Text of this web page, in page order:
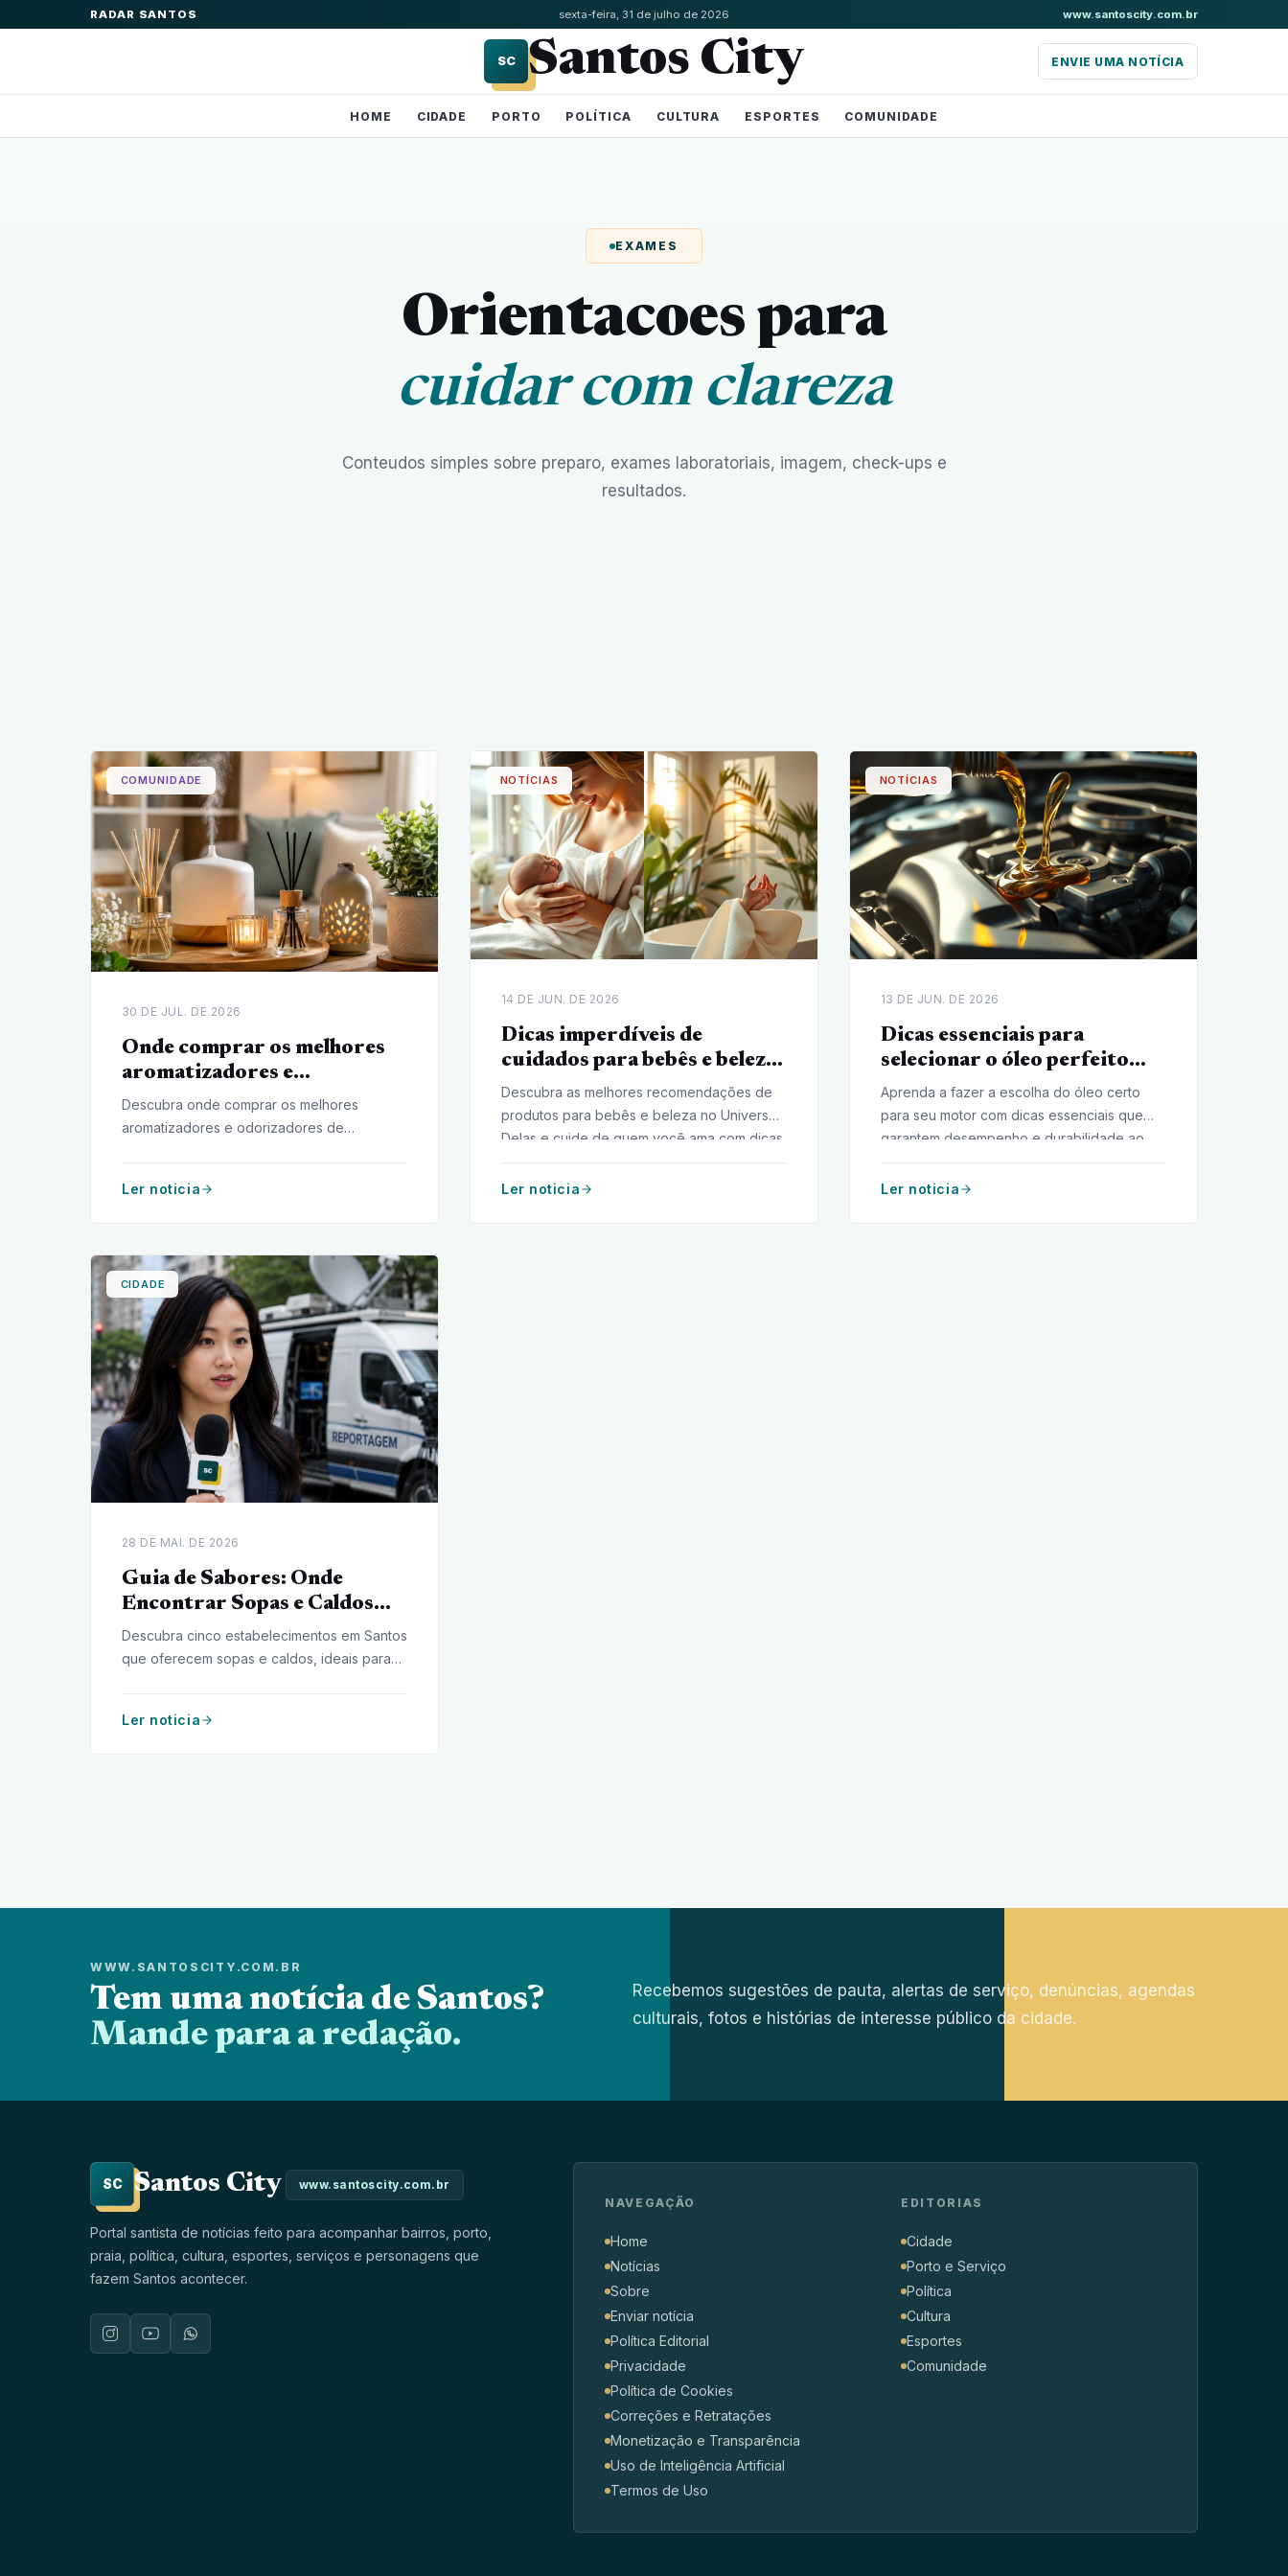
RADAR SANTOS sexta-feira, 31 de julho de 2026 www.santoscity.com.br
SC Santos City ENVIE UMA NOTÍCIA
HOME CIDADE PORTO POLÍTICA CULTURA ESPORTES COMUNIDADE
EXAMES
Orientacoes para
cuidar com clareza
Conteudos simples sobre preparo, exames laboratoriais, imagem, check-ups e
resultados.
COMUNIDADE
30 DE JUL. DE 2026
Onde comprar os melhores
aromatizadores e
odorizadores de ambiente
Descubra onde comprar os melhores
aromatizadores e odorizadores de
e encontrar lojas confiáveis.
Ler noticia
NOTÍCIAS
14 DE JUN. DE 2026
Dicas imperdíveis de
cuidados para bebês e beleza
feminina
Descubra as melhores recomendações de
produtos para bebês e beleza no Universo
Delas e cuide de quem você ama com dicas
Ler noticia
NOTÍCIAS
13 DE JUN. DE 2026
Dicas essenciais para
selecionar o óleo perfeito
para o motor
Aprenda a fazer a escolha do óleo certo
para seu motor com dicas essenciais que
garantem desempenho e durabilidade ao
Ler noticia
CIDADE
28 DE MAI. DE 2026
Guia de Sabores: Onde
Encontrar Sopas e Caldos
para Aquecer em Santos
Descubra cinco estabelecimentos em Santos
que oferecem sopas e caldos, ideais para
Ler noticia
WWW.SANTOSCITY.COM.BR
Tem uma notícia de Santos?
Mande para a redação.
Recebemos sugestões de pauta, alertas de serviço, denúncias, agendas
culturais, fotos e histórias de interesse público da cidade.
SC Santos City www.santoscity.com.br
Portal santista de notícias feito para acompanhar bairros, porto,
praia, política, cultura, esportes, serviços e personagens que
fazem Santos acontecer.
NAVEGAÇÃO
Home
Notícias
Sobre
Enviar notícia
Política Editorial
Privacidade
Política de Cookies
Correções e Retratações
Monetização e Transparência
Uso de Inteligência Artificial
Termos de Uso
EDITORIAS
Cidade
Porto e Serviço
Política
Cultura
Esportes
Comunidade